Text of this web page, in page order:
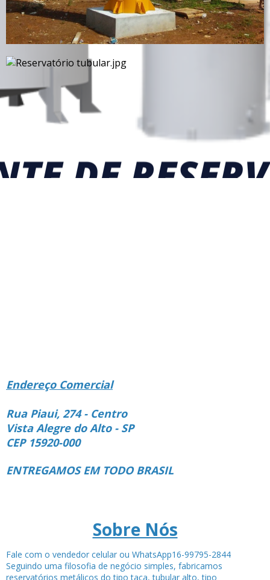
Endereço Comercial
Rua Piaui, 274 - Centro
Vista Alegre do Alto - SP
CEP 15920-000
ENTREGAMOS EM TODO BRASIL
Sobre Nós
Fale com o vendedor celular ou WhatsApp16-99795-2844
Seguindo uma filosofia de negócio simples, fabricamos
reservatórios metálicos do tipo taça, tubular alto, tipo